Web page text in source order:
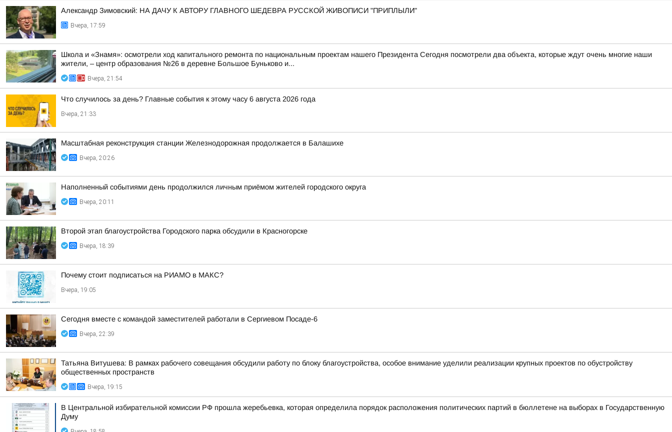
Александр Зимовский: НА ДАЧУ К АВТОРУ ГЛАВНОГО ШЕДЕВРА РУССКОЙ ЖИВОПИСИ "ПРИПЛЫЛИ"
Вчера, 17:59
Школа и «Знамя»: осмотрели ход капитального ремонта по национальным проектам нашего Президента Сегодня посмотрели два объекта, которые ждут очень многие наши
жители, – центр образования №26 в деревне Большое Буньково и...
Вчера, 21:54
Что случилось за день? Главные события к этому часу 6 августа 2026 года
Вчера, 21:33
Масштабная реконструкция станции Железнодорожная продолжается в Балашихе
Вчера, 20:26
Наполненный событиями день продолжился личным приёмом жителей городского округа
Вчера, 20:11
Второй этап благоустройства Городского парка обсудили в Красногорске
Вчера, 18:39
Почему стоит подписаться на РИАМО в МАКС?
Вчера, 19:05
Сегодня вместе с командой заместителей работали в Сергиевом Посаде-6
Вчера, 22:39
Татьяна Витушева: В рамках рабочего совещания обсудили работу по блоку благоустройства, особое внимание уделили реализации крупных проектов по обустройству
общественных пространств
Вчера, 19:15
В Центральной избирательной комиссии РФ прошла жеребьевка, которая определила порядок расположения политических партий в бюллетене на выборах в Государственную
Думу